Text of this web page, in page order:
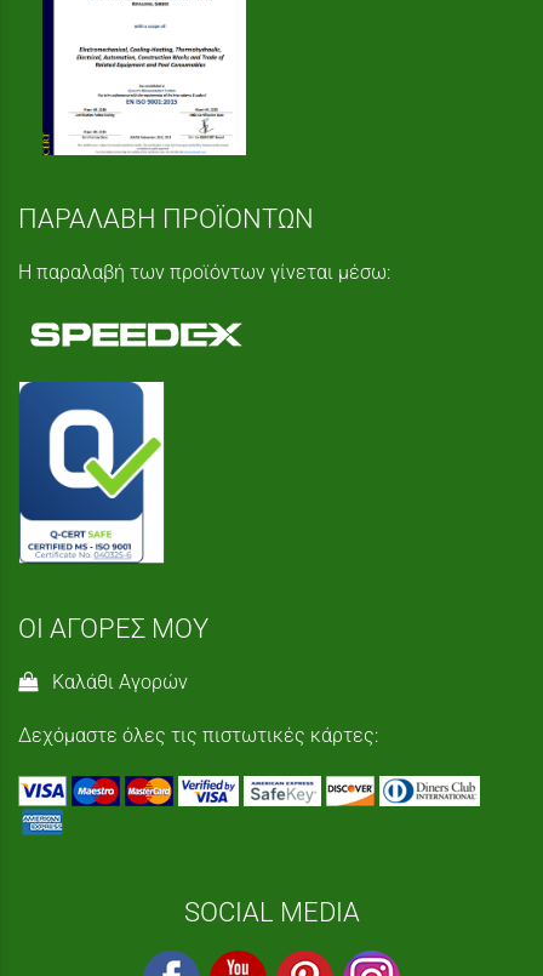
ΠΑΡΑΛΑΒΗ ΠΡΟΪΟΝΤΩΝ
Η παραλαβή των προϊόντων γίνεται μέσω:
ΟΙ ΑΓΟΡΕΣ ΜΟΥ
Καλάθι Αγορών
Δεχόμαστε όλες τις πιστωτικές κάρτες:
SOCIAL MEDIA